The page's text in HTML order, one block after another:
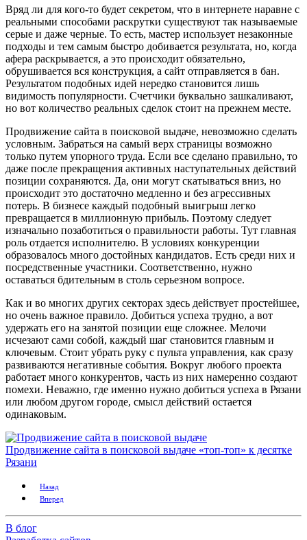
Вряд ли для кого-то будет секретом, что в интернете наравне с
реальными способами раскрутки существуют так называемые
серые и даже черные. То есть, мастер использует незаконные
подходы и тем самым быстро добивается результата, но, когда
афера раскрывается, а это происходит обязательно,
обрушивается вся конструкция, а сайт отправляется в бан.
Результатом подобных идей нередко становится лишь
видимость популярности. Счетчики буквально зашкаливают,
но вот количество реальных сделок стоит на прежнем месте.
Продвижение сайта в поисковой выдаче, невозможно сделать
условным. Забраться на самый верх страницы возможно
только путем упорного труда. Если все сделано правильно, то
даже после прекращения активных наступательных действий
позиции сохраняются. Да, они могут скатываться вниз, но
происходит это достаточно медленно и без агрессивных
потерь. В бизнесе каждый подобный выигрыш легко
превращается в миллионную прибыль. Поэтому следует
изначально позаботиться о правильности работы. Тут главная
роль отдается исполнителю. В условиях конкуренции
образовалось много достойных кандидатов. Есть среди них и
посредственные участники. Соответственно, нужно
оставаться бдительным в столь серьезном вопросе.
Как и во многих других секторах здесь действует простейшее,
но очень важное правило. Добиться успеха трудно, а вот
удержать его на занятой позиции еще сложнее. Мелочи
исчезают сами собой, каждый шаг становится главным и
ключевым. Стоит убрать руку с пульта управления, как сразу
развиваются негативные события. Вокруг любого проекта
работает много конкурентов, часть из них намеренно создают
помехи. Неважно, где именно нужно добиться успеха в Рязани
или любом другом городе, смысл действий остается
одинаковым.
Продвижение сайта в поисковой выдаче «топ-топ» к десятке
Рязани
Назад
Вперед
В блог